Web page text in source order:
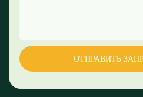
ОТПРАВИТЬ